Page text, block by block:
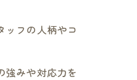
ッフの人柄やコ
強みや対応力を